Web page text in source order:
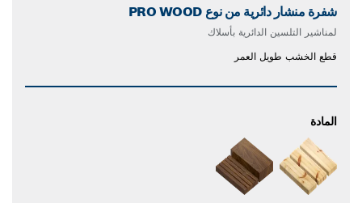
شفرة منشار دائرية من نوع PRO WOOD
لمناشير التلسين الدائرية بأسلاك
قطع الخشب طويل العمر
المادة